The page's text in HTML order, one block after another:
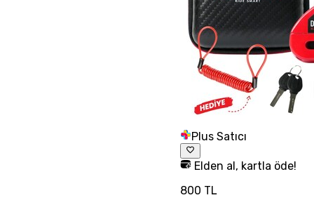
Plus Satıcı
Elden al, kartla öde!
800 TL